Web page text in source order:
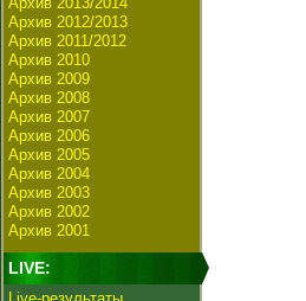
Архив 2012/2013
Архив 2011/2012
Архив 2010
Архив 2009
Архив 2008
Архив 2007
Архив 2006
Архив 2005
Архив 2004
Архив 2003
Архив 2002
Архив 2001
LIVE: